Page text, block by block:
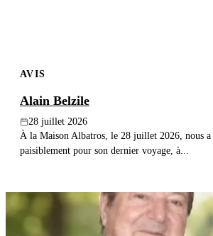
AVIS
Alain Belzile
28 juillet 2026
À la Maison Albatros, le 28 juillet 2026, nous a
paisiblement pour son dernier voyage, à...